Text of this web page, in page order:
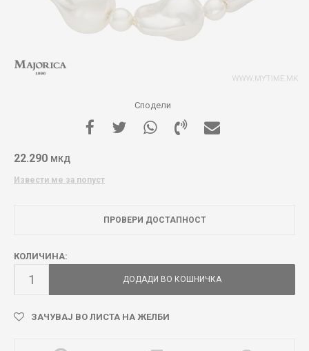
Сподели
22.290 МКД
Извести ме за попуст
ПРОВЕРИ ДОСТАПНОСТ
КОЛИЧИНА:
ДОДАДИ ВО КОШНИЧКА
ЗАЧУВАЈ ВО ЛИСТА НА ЖЕЛБИ